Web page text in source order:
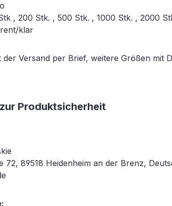
, 200 Stk. , 500 Stk. , 1000 Stk. , 2000
klar
Versand per Brief, weitere Größen mit
Produktsicherheit
72, 89518 Heidenheim an der Brenz,